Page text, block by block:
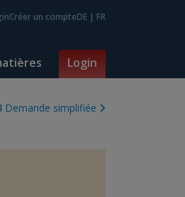
Créer un compteDE | FR
Login
Demande simplifiée